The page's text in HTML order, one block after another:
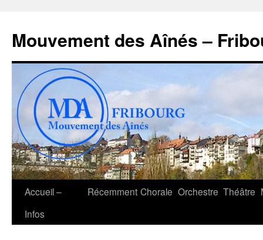
contenu
Mouvement des Aînés –
Accueil –
Infos
Récemment Chorale Orchestre Théâtre